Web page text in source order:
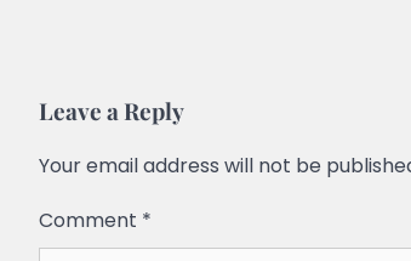
Leave a Reply
Your email address will not be
Comment *